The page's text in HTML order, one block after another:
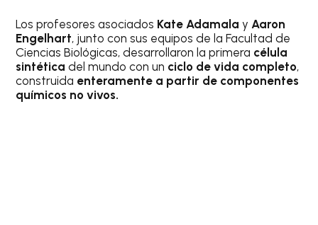
Los profesores asociados Kate Adamala yAaron
Engelhart, junto con sus equipos de la Facultad de
Ciencias Biológicas, desarrollaron la primera célula
sintética del mundo con un ciclo de vida completo,
construida enteramente a partir de componentes
químicos no vivos.